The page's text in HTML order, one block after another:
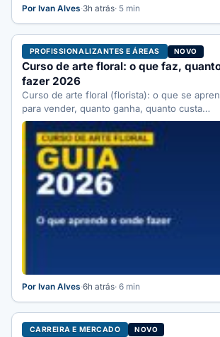
Por Ivan Alves·3h atrás· 5 min
PROFISSIONALIZANTES E ÁREAS NOVO
Curso de arte floral: o que faz,
fazer 2026
Curso de arte floral (florista): o que se
para vender, quanto ganha, quanto custa…
Por Ivan Alves·6h atrás· 6 min
CARREIRA E MERCADO NOVO